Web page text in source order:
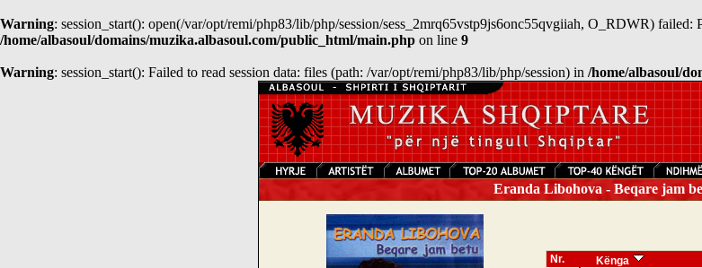
Warning: session_start(): open(/var/opt/remi/php83/lib/php/session/sess_2mrq65vstp9js6onc55qvgiiah, O_RDWR) failed:
/home/albasoul/domains/muzika.albasoul.com/public_html/main.php on line 9
Warning: session_start(): Failed to read session data: files (path: /var/opt/remi/php83/lib/php/session) in /home/albasoul/
Eranda Libohova - Beqare jam
Nr. Kënga